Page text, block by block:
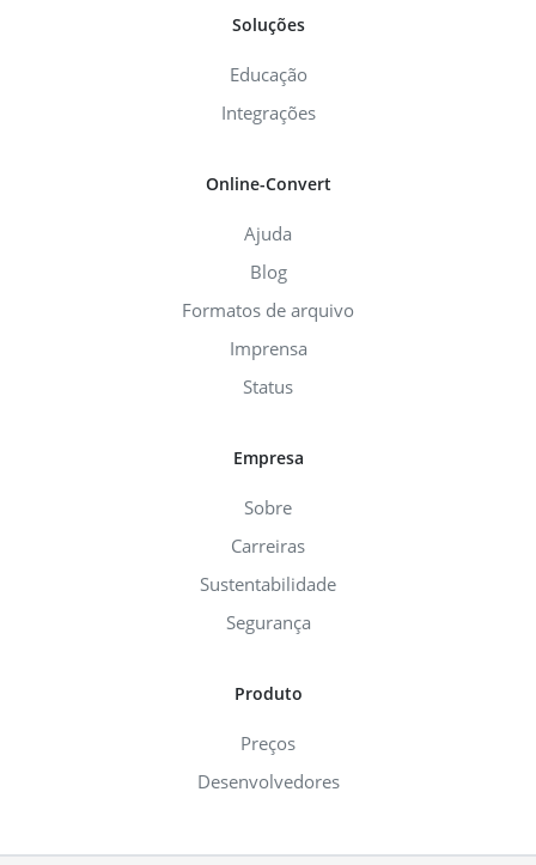
Soluções
Educação
Integrações
Online-Convert
Ajuda
Blog
Formatos de arquivo
Imprensa
Status
Empresa
Sobre
Carreiras
Sustentabilidade
Segurança
Produto
Preços
Desenvolvedores